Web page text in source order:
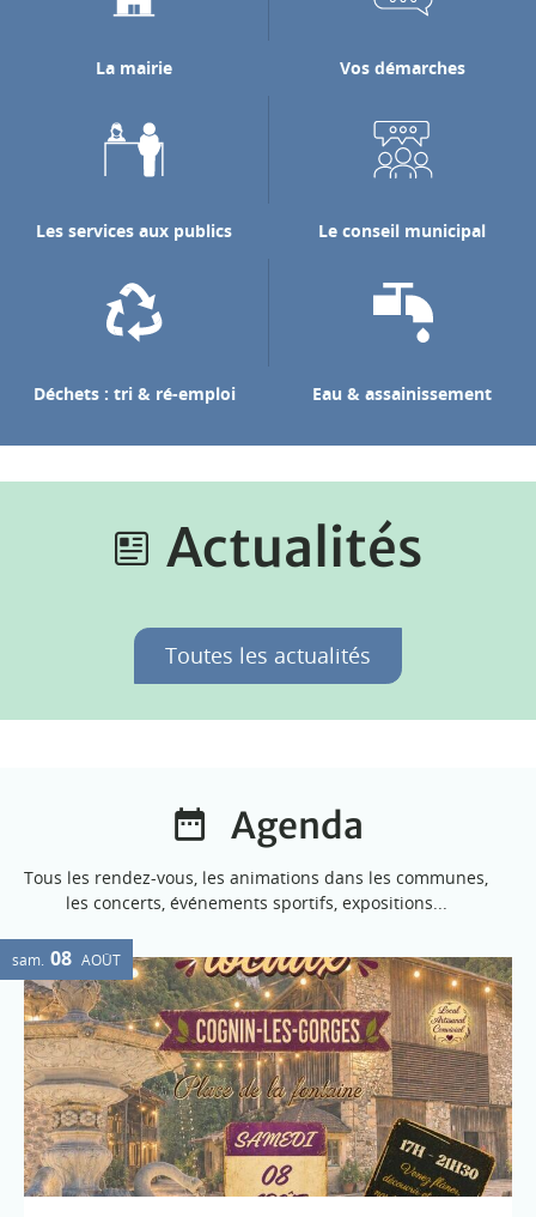
La mairie Vos démarches
Les services aux publics Le conseil municipal
Déchets : tri & ré-emploi Eau & assainissement
Actualités
Toutes les actualités
Agenda
Tous les rendez-vous, les animations dans les communes,
les concerts, événements sportifs, expositions...
sam. 08 AOÛT